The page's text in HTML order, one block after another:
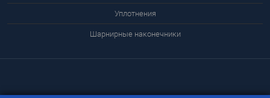
Уплотнения
Шарнирные наконечники